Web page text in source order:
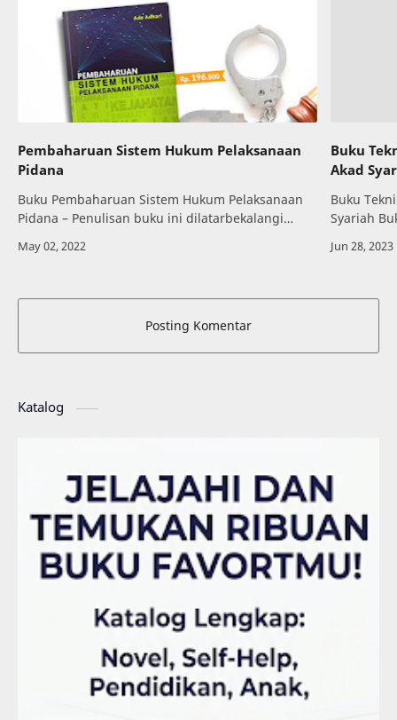
Pembaharuan Sistem Hukum Pelaksanaan
Pidana
Buku Pembaharuan Sistem Hukum Pelaksanaan
Pidana – Penulisan buku ini dilatarbekalangi
pidana, baik dalam bidang substansi hukum
Buku
Akad
Buku
Syariah
Naja,
Posting Komentar
Katalog